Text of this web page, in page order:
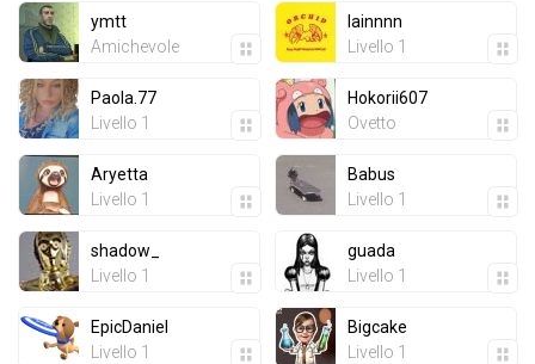
ymtt
Amichevole
lainnnn
Livello 1
Paola.77
Livello 1
Hokorii607
Ovetto
Aryetta
Livello 1
Babus
Livello 1
shadow_
Livello 1
guada
Livello 1
EpicDaniel
Livello 1
Bigcake
Livello 1